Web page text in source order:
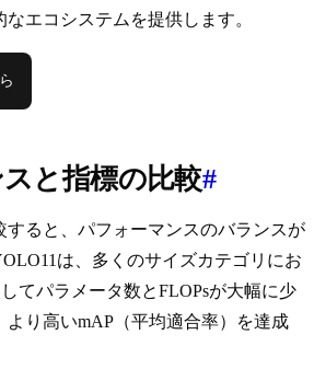
エコシステムを提供します。
と指標の比較#
すると、パフォーマンスのバランスが
は、多くのサイズカテゴリにお
てパラメータ数とFLOPsが大幅に少
より高いmAP（平均適合率）を達成